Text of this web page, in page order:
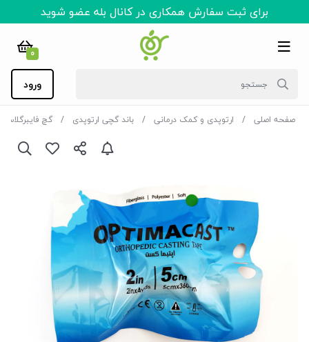
برای ثبت سفارش همکاری در کانال بله عضو شوید
0
ورود
صفحه اصلی ارتوپدی و کمک درمانی باند گچی ارتوپدی گچ فایبرگلاس